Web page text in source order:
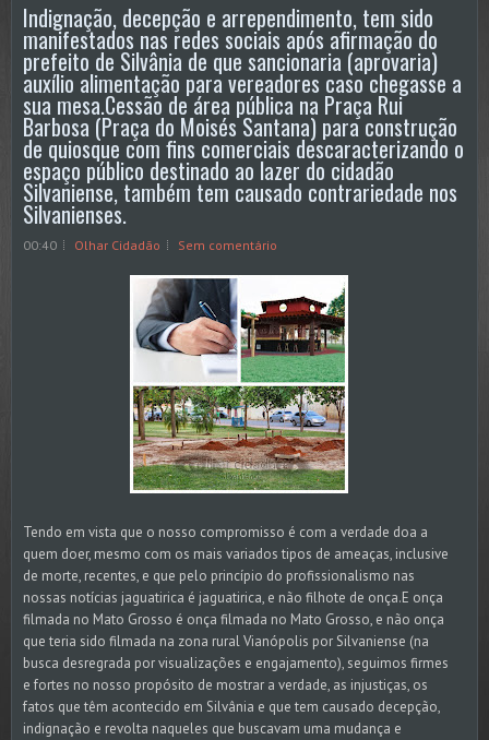
Indignação, decepção e arrependimento, tem sido
manifestados nas redes sociais após afirmação do
prefeito de Silvânia de que sancionaria (aprovaria)
auxílio alimentação para vereadores caso chegasse a
sua mesa.Cessão de área pública na Praça Rui
Barbosa (Praça do Moisés Santana) para construção
de quiosque com fins comerciais descaracterizando o
espaço público destinado ao lazer do cidadão
Silvaniense, também tem causado contrariedade nos
Silvanienses.
00:40 Olhar Cidadão Sem comentário
Tendo em vista que o nosso compromisso é com a verdade doa a
quem doer, mesmo com os mais variados tipos de ameaças, inclusive
de morte, recentes, e que pelo princípio do profissionalismo nas
nossas notícias jaguatirica é jaguatirica, e não filhote de onça.E onça
filmada no Mato Grosso é onça filmada no Mato Grosso, e não onça
que teria sido filmada na zona rural Vianópolis por Silvaniense (na
busca desregrada por visualizações e engajamento), seguimos firmes
e fortes no nosso propósito de mostrar a verdade, as injustiças, os
fatos que têm acontecido em Silvânia e que tem causado decepção,
indignação e revolta naqueles que buscavam uma mudança e